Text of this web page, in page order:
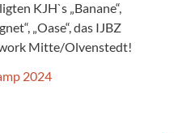
KJH`s „Banane“,
„Oase“, das IJBZ
Mitte/Olvenstedt!